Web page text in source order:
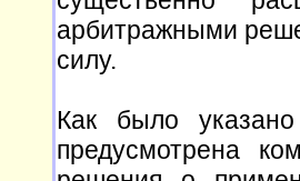
арбитражными
силу.
Как было
предусмотрена